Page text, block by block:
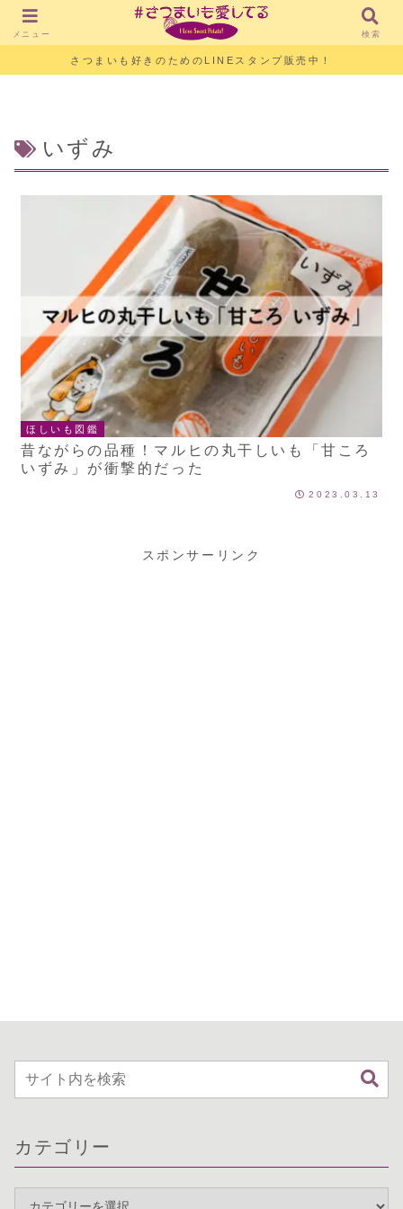
さつまいも好きのためのLINEスタンプ販売中！
いずみ
ほしいも図鑑
昔ながらの品種！マルヒの丸干しいも「甘ころ
いずみ」が衝撃的だった
2023.03.13
スポンサーリンク
カテゴリー
メニュー 検索